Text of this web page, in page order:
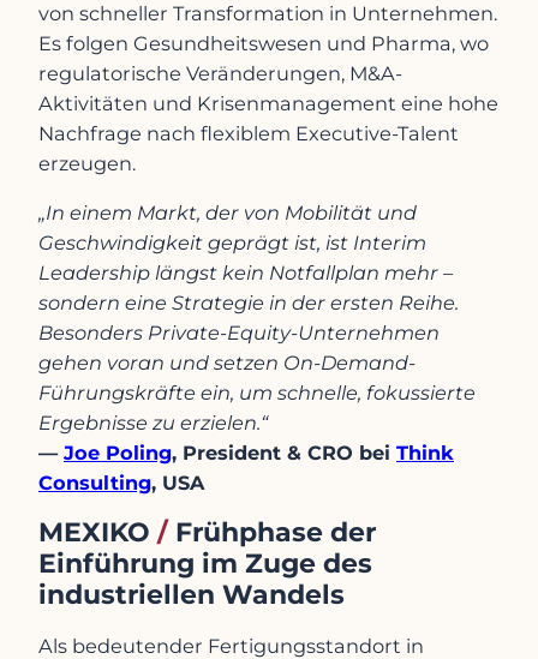
von schneller Transformation in Unternehmen.
Es folgen Gesundheitswesen und Pharma, wo
regulatorische Veränderungen, M&A-
Aktivitäten und Krisenmanagement eine hohe
Nachfrage nach flexiblem Executive-Talent
erzeugen.
„In einem Markt, der von Mobilität und
Geschwindigkeit geprägt ist, ist Interim
Leadership längst kein Notfallplan mehr –
sondern eine Strategie in der ersten Reihe.
Besonders Private-Equity-Unternehmen
gehen voran und setzen On-Demand-
Führungskräfte ein, um schnelle, fokussierte
Ergebnisse zu erzielen.“
— Joe Poling, President & CRO bei Think
Consulting, USA
MEXIKO/ Frühphase der
Einführung im Zuge des
industriellen Wandels
Als bedeutender Fertigungsstandort in